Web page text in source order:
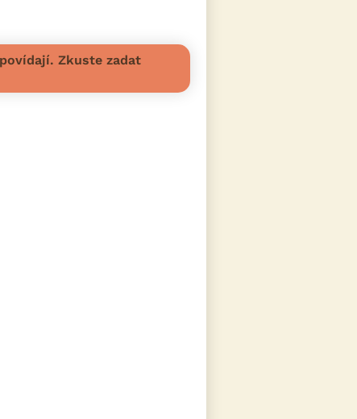
Zkuste zadat